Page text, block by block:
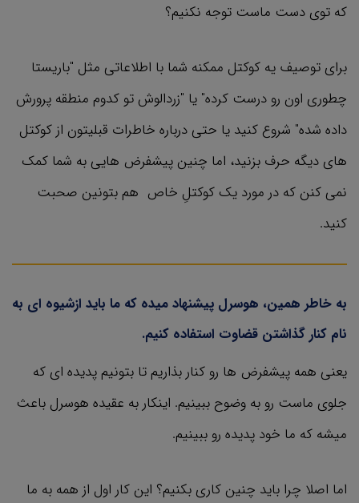
که توی دست ماست توجه نکنیم؟
برای توصیف یه کوکتل ممکنه شما با اطلاعاتی مثل "باریستا
چطوری اون رو درست کرده" یا "زردالوش تو کدوم منطقه پرورش
داده شده" شروع کنید یا حتی درباره خاطرات قبلیتون از کوکتل
های دیگه حرف بزنید، اما چنین پیشفرض هایی به شما کمک
نمی کنن که در مورد یک کوکتلِ خاص هم بتونین صحبت
کنید.
به خاطر همین، هوسرل پیشنهاد میده که ما باید ازشیوه ای به
نام کنار گذاشتن قضاوت استفاده کنیم.
یعنی همه پیشفرض ها رو کنار بذاریم تا بتونیم پدیده ای که
جلوی ماست رو به وضوح ببینیم. اینکار به عقیده هوسرل باعث
میشه که ما خود پدیده رو ببینیم.
اما اصلا چرا باید چنین کاری بکنیم؟ این کار اول از همه به ما